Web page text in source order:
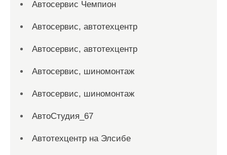
Автосервис Чемпион
Автосервис, автотехцентр
Автосервис, автотехцентр
Автосервис, шиномонтаж
Автосервис, шиномонтаж
АвтоСтудия_67
Автотехцентр на Элсибе